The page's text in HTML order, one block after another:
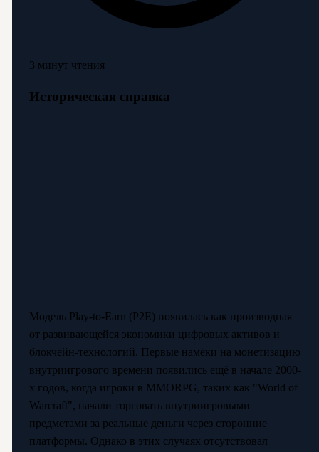
3 минут чтения
Историческая справка
Модель Play-to-Earn (P2E) появилась как производная
от развивающейся экономики цифровых активов и
блокчейн-технологий. Первые намёки на монетизацию
внутриигрового времени появились ещё в начале 2000-
х годов, когда игроки в MMORPG, таких как "World of
Warcraft", начали торговать внутриигровыми
предметами за реальные деньги через сторонние
платформы. Однако в этих случаях отсутствовал